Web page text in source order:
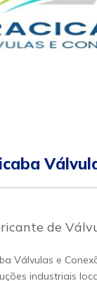
de
Válvulas e
industriais